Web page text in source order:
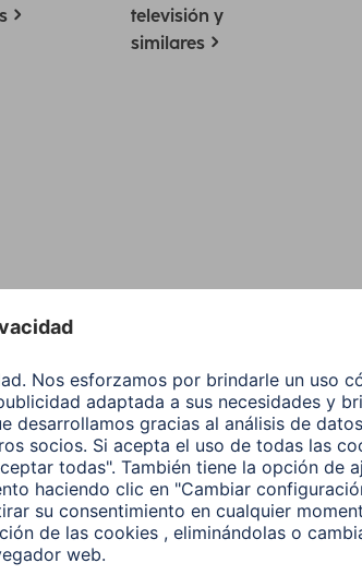
televisión y
similares
y el cine en